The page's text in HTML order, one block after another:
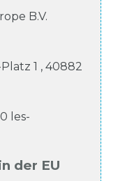
B.V.
1 , 40882
les-
der EU